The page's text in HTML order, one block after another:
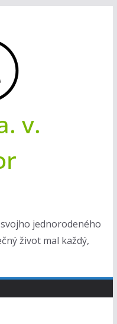
v.
jednorodeného
život mal každý,